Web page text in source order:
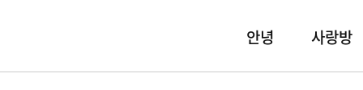
안녕 사랑방